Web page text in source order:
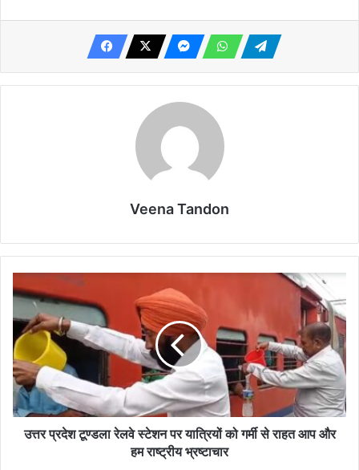
Veena Tandon
प्रदेश
टूण्डला
रेलवे
स्टेशन
पर
यात्रियों
को
गर्मी
उत्तर प्रदेश टूण्डला रेलवे स्टेशन पर यात्रियों को गर्मी से राहत आप और
हम राष्ट्रीय भ्रष्टाचार